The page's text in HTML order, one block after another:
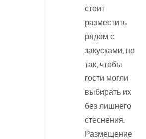
стоит
разместить
рядом с
закусками, но
так, чтобы
гости могли
выбирать их
без лишнего
стеснения.
Размещение